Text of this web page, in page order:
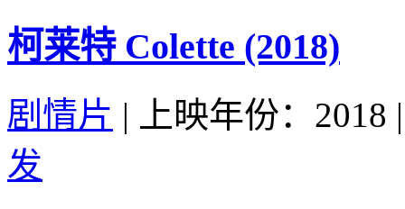
柯莱特 Colette (2018)
剧情片 | 上映年份：2018 |
发